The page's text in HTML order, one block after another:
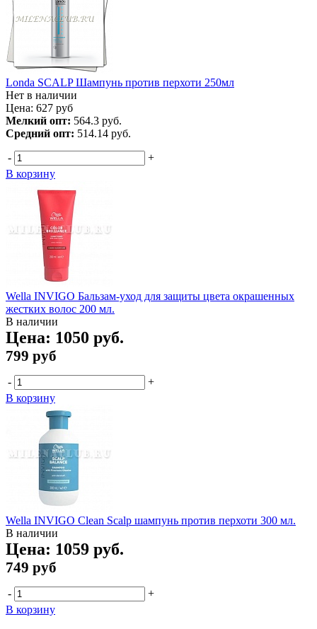
Londa SCALP Шампунь против перхоти 250мл
Нет в наличии
Цена: 627 руб
Мелкий опт: 564.3 руб.
Средний опт: 514.14 руб.
-
+
В корзину
Wella INVIGO Бальзам-уход для защиты цвета окрашенных
жестких волос 200 мл.
В наличии
Цена: 1050 руб.
799 руб
-
+
В корзину
Wella INVIGO Clean Scalp шампунь против перхоти 300 мл.
В наличии
Цена: 1059 руб.
749 руб
-
+
В корзину